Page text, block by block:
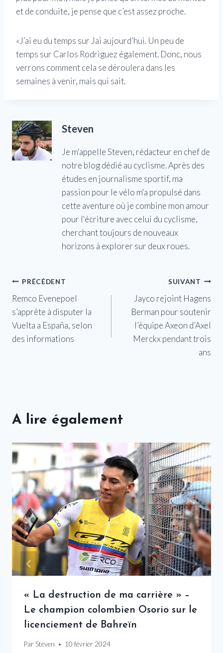
et de conduite, je pense que c’est assez proche.
«J’ai eu du temps sur Jai aujourd’hui. Un peu de
temps sur Carlos Rodriguez également. Donc, nous
verrons comment cela se déroulera dans les
semaines à venir, mais qui sait.
Steven
Je m'appelle Steven, rédacteur en chef de
notre blog dédié au cyclisme. Après des
études en journalisme sportif, ma
passion pour le vélo m'a propulsé dans
cette aventure où je combine mon amour
pour l'écriture avec celui du cyclisme,
cherchant toujours de nouveaux
horizons à explorer sur deux roues.
Navigation
de
l’article
PRÉCÉDENT
Remco Evenepoel
s’apprête à disputer la
Vuelta a España, selon
des informations
SUIVANT
Jayco rejoint Hagens
Berman pour soutenir
l’équipe Axeon d’Axel
Merckx pendant trois
ans
A lire également
« La destruction de ma carrière » –
Le champion colombien Osorio sur le
licenciement de Bahreïn
Par Steven 10 février 2024